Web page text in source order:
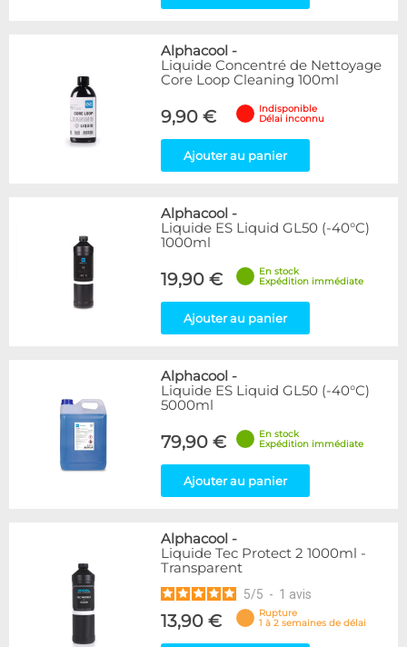
Alphacool -
Liquide Concentré de Nettoyage
Core Loop Cleaning 100ml
9,90 €
Indisponible
Délai inconnu
Ajouter au panier
Alphacool -
Liquide ES Liquid GL50 (-40°C)
1000ml
19,90 €
En stock
Expédition immédiate
Ajouter au panier
Alphacool -
Liquide ES Liquid GL50 (-40°C)
5000ml
79,90 €
En stock
Expédition immédiate
Ajouter au panier
Alphacool -
Liquide Tec Protect 2 1000ml -
Transparent
5/5 - 1 avis
13,90 €
Rupture
1 à 2 semaines de délai